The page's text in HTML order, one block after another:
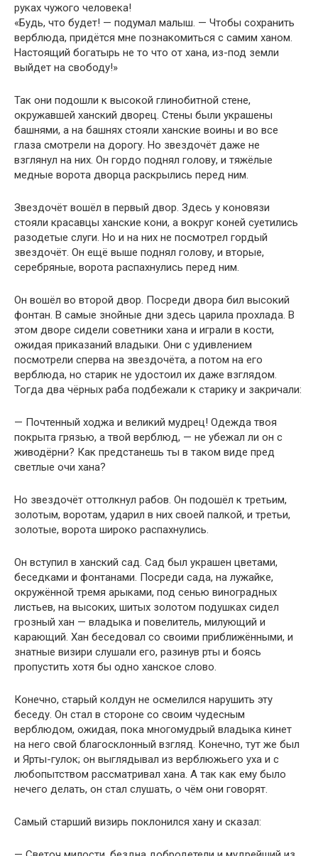
руках чужого человека!
«Будь, что будет! — подумал малыш. — Чтобы сохранить
верблюда, придётся мне познакомиться с самим ханом.
Настоящий богатырь не то что от хана, из-под земли
выйдет на свободу!»
Так они подошли к высокой глинобитной стене,
окружавшей ханский дворец. Стены были украшены
башнями, а на башнях стояли ханские воины и во все
глаза смотрели на дорогу. Но звездочёт даже не
взглянул на них. Он гордо поднял голову, и тяжёлые
медные ворота дворца раскрылись перед ним.
Звездочёт вошёл в первый двор. Здесь у коновязи
стояли красавцы ханские кони, а вокруг коней суетились
разодетые слуги. Но и на них не посмотрел гордый
звездочёт. Он ещё выше поднял голову, и вторые,
серебряные, ворота распахнулись перед ним.
Он вошёл во второй двор. Посреди двора бил высокий
фонтан. В самые знойные дни здесь царила прохлада. В
этом дворе сидели советники хана и играли в кости,
ожидая приказаний владыки. Они с удивлением
посмотрели сперва на звездочёта, а потом на его
верблюда, но старик не удостоил их даже взглядом.
Тогда два чёрных раба подбежали к старику и закричали:
— Почтенный ходжа и великий мудрец! Одежда твоя
покрыта грязью, а твой верблюд, — не убежал ли он с
живодёрни? Как предстанешь ты в таком виде пред
светлые очи хана?
Но звездочёт оттолкнул рабов. Он подошёл к третьим,
золотым, воротам, ударил в них своей палкой, и третьи,
золотые, ворота широко распахнулись.
Он вступил в ханский сад. Сад был украшен цветами,
беседками и фонтанами. Посреди сада, на лужайке,
окружённой тремя арыками, под сенью виноградных
листьев, на высоких, шитых золотом подушках сидел
грозный хан — владыка и повелитель, милующий и
карающий. Хан беседовал со своими приближёнными, и
знатные визири слушали его, разинув рты и боясь
пропустить хотя бы одно ханское слово.
Конечно, старый колдун не осмелился нарушить эту
беседу. Он стал в стороне со своим чудесным
верблюдом, ожидая, пока многомудрый владыка кинет
на него свой благосклонный взгляд. Конечно, тут же был
и Ярты-гулок; он выглядывал из верблюжьего уха и с
любопытством рассматривал хана. А так как ему было
нечего делать, он стал слушать, о чём они говорят.
Самый старший визирь поклонился хану и сказал: